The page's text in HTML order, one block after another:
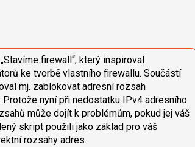
firewall“, který inspiroval
ke tvorbě vlastního firewallu. Součástí
mj. zablokovat adresní rozsah
nyní při nedostatku IPv4 adresního
může dojít k problémům, pokud jej váš
skript použili jako základ pro váš
rozsahy adres.